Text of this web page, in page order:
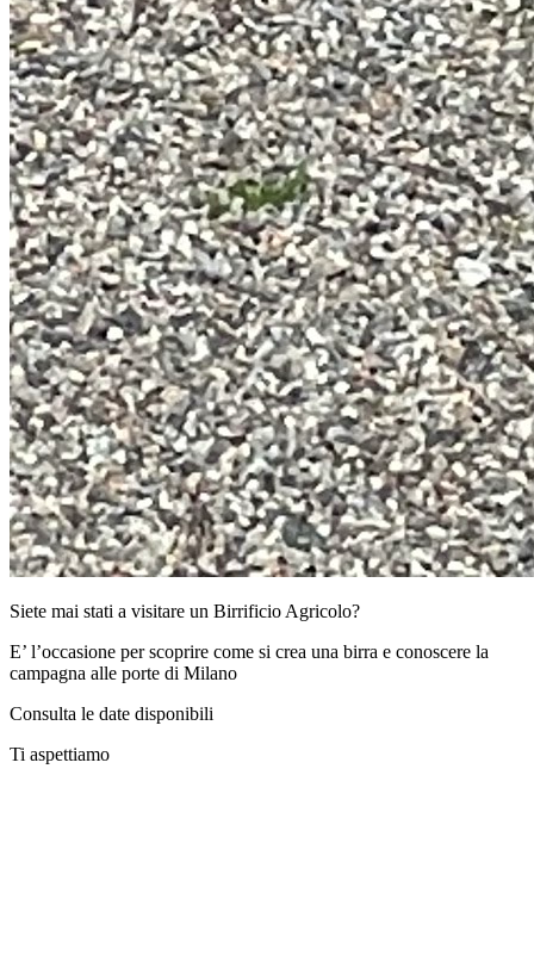
Siete mai stati a visitare un Birrificio Agricolo?
E’ l’occasione per scoprire come si crea una birra e conoscere la
campagna alle porte di Milano
Consulta le date disponibili
Ti aspettiamo